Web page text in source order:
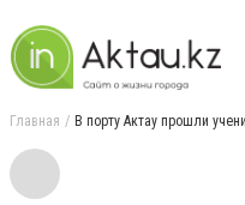
Главная В порту Актау прошли